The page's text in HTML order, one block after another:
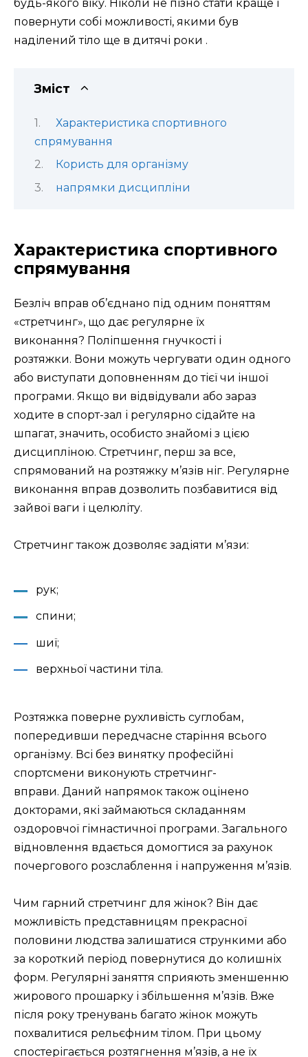
будь-якого віку. Ніколи не пізно стати краще і
повернути собі можливості, якими був
наділений тіло ще в дитячі роки .
Зміст
Характеристика спортивного
спрямування
Користь для організму
напрямки дисципліни
Характеристика спортивного
спрямування
Безліч вправ об’єднано під одним поняттям
«стретчинг», що дає регулярне їх
виконання? Поліпшення гнучкості і
розтяжки. Вони можуть чергувати один одного
або виступати доповненням до тієї чи іншої
програми. Якщо ви відвідували або зараз
ходите в спорт-зал і регулярно сідайте на
шпагат, значить, особисто знайомі з цією
дисципліною. Стретчинг, перш за все,
спрямований на розтяжку м’язів ніг. Регулярне
виконання вправ дозволить позбавитися від
зайвої ваги і целюліту.
Стретчинг також дозволяє задіяти м’язи:
рук;
спини;
шиї;
верхньої частини тіла.
Розтяжка поверне рухливість суглобам,
попередивши передчасне старіння всього
організму. Всі без винятку професійні
спортсмени виконують стретчинг-
вправи. Даний напрямок також оцінено
докторами, які займаються складанням
оздоровчої гімнастичної програми. Загального
відновлення вдається домогтися за рахунок
почергового розслаблення і напруження м’язів.
Чим гарний стретчинг для жінок? Він дає
можливість представницям прекрасної
половини людства залишатися стрункими або
за короткий період повернутися до колишніх
форм. Регулярні заняття сприяють зменшенню
жирового прошарку і збільшення м’язів. Вже
після року тренувань багато жінок можуть
похвалитися рельєфним тілом. При цьому
спостерігається розтягнення м’язів, а не їх